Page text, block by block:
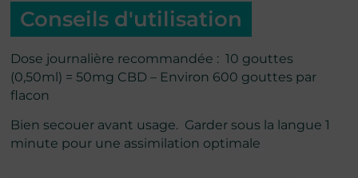
Conseils d'utilisation
Dose journalière recommandée : 10 gouttes
(0,50ml) = 50mg CBD – Environ 600 gouttes par
flacon
Bien secouer avant usage. Garder sous la langue 1
minute pour une assimilation optimale